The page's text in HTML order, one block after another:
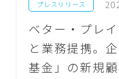
プレスリリース
ベター・プレ
と業務提携。
基金」の新規